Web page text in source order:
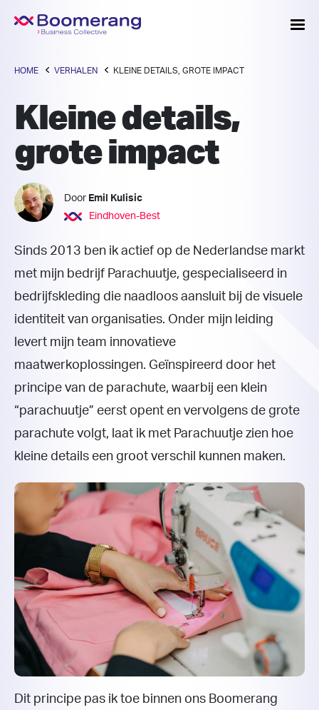
HOME VERHALEN KLEINE DETAILS, GROTE IMPACT
Kleine details,
grote impact
Door Emil Kulisic
Eindhoven-Best
Sinds 2013 ben ik actief op de Nederlandse markt
met mijn bedrijf Parachuutje, gespecialiseerd in
bedrijfskleding die naadloos aansluit bij de visuele
identiteit van organisaties. Onder mijn leiding
levert mijn team innovatieve
maatwerkoplossingen. Geïnspireerd door het
principe van de parachute, waarbij een klein
“parachuutje” eerst opent en vervolgens de grote
parachute volgt, laat ik met Parachuutje zien hoe
kleine details een groot verschil kunnen maken.
Dit principe pas ik toe binnen ons Boomerang